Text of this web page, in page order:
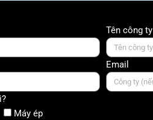
Tên công ty
Email
Máy ép